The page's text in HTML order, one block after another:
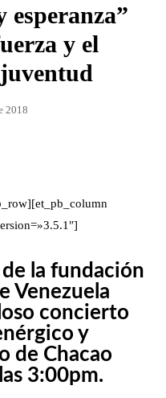
esperanza”
y el
2018
la fundación
Venezuela
concierto
y
de Chacao
3:00pm.